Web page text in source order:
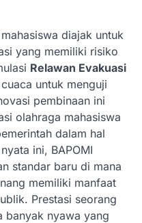
diajak untuk
yang memiliki risiko
Relawan Evakuasi
untuk menguji
pembinaan ini
olahraga mahasiswa
dalam hal
ini, BAPOMI
standar baru di mana
memiliki manfaat
Prestasi seorang
banyak nyawa yang